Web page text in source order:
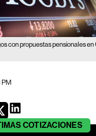
con propuestas pensionales en
PM
COTIZACIONES